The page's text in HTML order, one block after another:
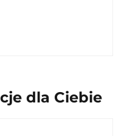
dla Ciebie